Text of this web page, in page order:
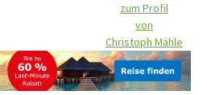
zum Profil
von
Christoph Mähle